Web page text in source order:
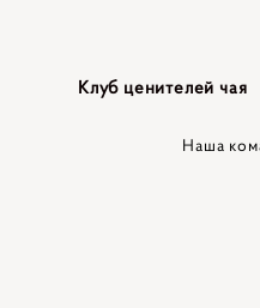
Клуб ценителей чая
Наша